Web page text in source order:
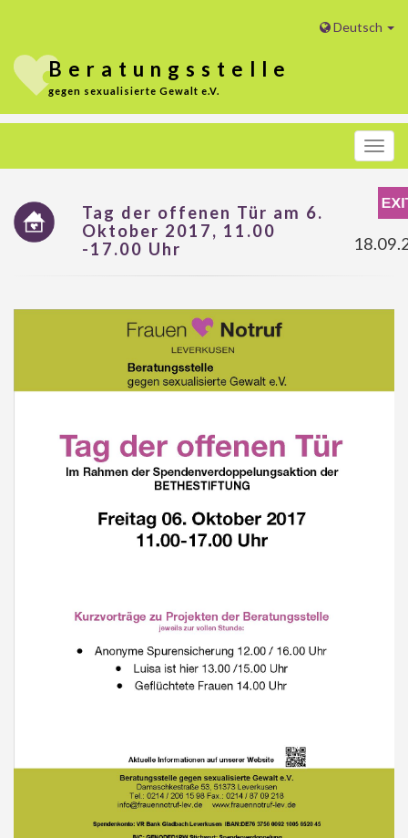
Deutsch
Beratungs stelle
gegen sexualisierte Gewalt e.V.
Menü
Tag der offenen Tür am 6.
Oktober 2017, 11.00
-17.00 Uhr